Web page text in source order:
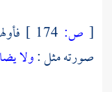
[ ص:
صورته مثل :ولا